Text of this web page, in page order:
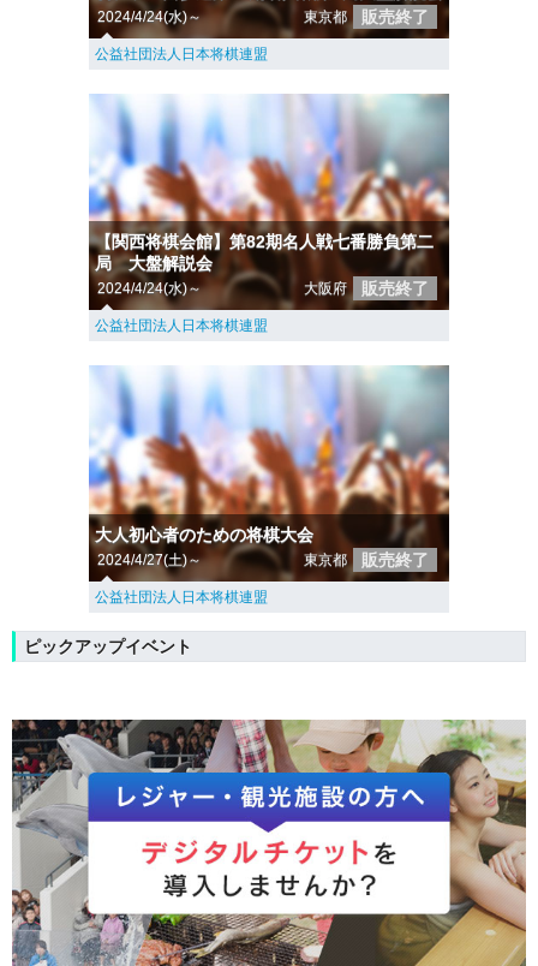
2024/4/24(水)～ 東京都 販売終了
公益社団法人日本将棋連盟
【関西将棋会館】第82期名人戦七番勝負第二
局 大盤解説会
2024/4/24(水)～ 大阪府 販売終了
公益社団法人日本将棋連盟
大人初心者のための将棋大会
2024/4/27(土)～ 東京都 販売終了
公益社団法人日本将棋連盟
ピックアップイベント